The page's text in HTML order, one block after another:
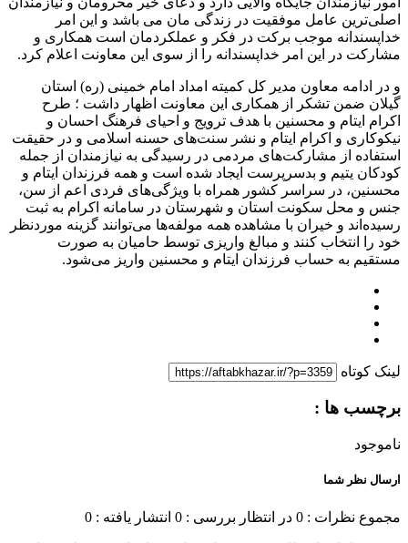
اصلی‌ترین عامل موفقیت در زندگی مان می باشد و این امر
خداپسندانه موجب برکت در فکر و عملکردمان است همکاری و
مشارکت در این امر خداپسندانه را از سوی این معاونت اعلام کرد.
و در ادامه معاون مدیر کل کمیته امداد امام خمینی (ره) استان
گیلان ضمن تشکر از همکاری این معاونت اظهار داشت ؛ طرح
اکرام ایتام و محسنین با هدف ترویج و احیای فرهنگ احسان و
نیکوکاری و اکرام ایتام و نشر سنت‌های حسنه اسلامی و در حقیقت
استفاده از مشارکت‌های مردمی در رسیدگی به نیازمندان از جمله
کودکان یتیم و بدسرپرست ایجاد شده است و همه فرزندان ایتام و
محسنین، در سراسر کشور همراه با ویژگی‌های فردی اعم از سن،
جنس و محل سکونت استان و شهرستان در سامانه اکرام به ثبت
رسیده‌اند و خیران با مشاهده همه مولفه‌ها می‌توانند گزینه موردنظر
خود را انتخاب کنند و مبالغ واریزی توسط حامیان به صورت
مستقیم به حساب فرزندان ایتام و محسنین واریز می‌شود.
لینک کوتاه
برچسب ها :
ناموجود
ارسال نظر شما
مجموع نظرات : 0 در انتظار بررسی : 0 انتشار یافته : 0